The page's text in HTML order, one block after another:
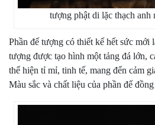
tượng phật di lặc thạch anh
Phần đế tượng có thiết kế hết sức mới
tượng được tạo hình một tảng đá lớn,
thể hiện tỉ mỉ, tinh tế, mang đến cảm
Màu sắc và chất liệu của phần đế